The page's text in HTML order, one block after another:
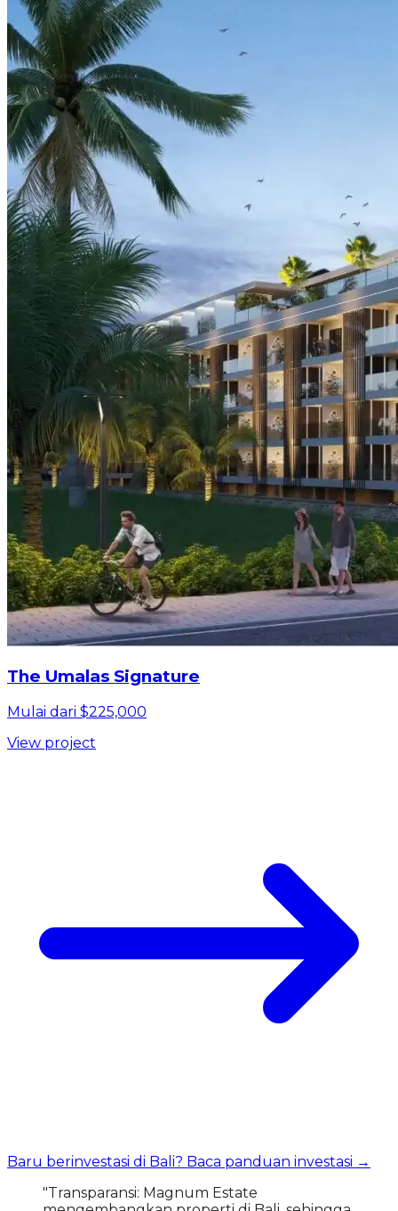
The Umalas Signature
Mulai dari $225,000
View project
Baru berinvestasi di Bali? Baca panduan investasi →
"Transparansi: Magnum Estate